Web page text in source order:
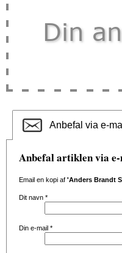
Anbefal via e-
Anbefal artiklen via
Email en kopi af 'Anders Brandt
Dit navn *
Din e-mail *